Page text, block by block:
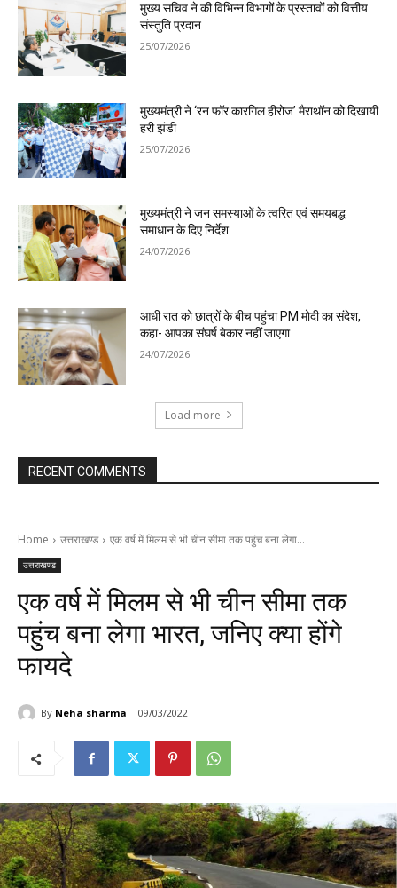
मुख्य सचिव ने की विभिन्न विभागों के प्रस्तावों को वित्तीय
संस्तुति प्रदान
25/07/2026
मुख्यमंत्री ने ‘रन फॉर कारगिल हीरोज’ मैराथॉन को दिखायी
हरी झंडी
25/07/2026
मुख्यमंत्री ने जन समस्याओं के त्वरित एवं समयबद्ध
समाधान के दिए निर्देश
24/07/2026
आधी रात को छात्रों के बीच पहुंचा PM मोदी का संदेश,
कहा- आपका संघर्ष बेकार नहीं जाएगा
24/07/2026
Load more
RECENT COMMENTS